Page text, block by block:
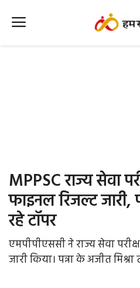
Office Office
Political Gossips
Farm & Food
MPPSC राज्य सेवा
फाइनल रिजल्ट जारी,
रहे टॉपर
एमपीपीएससी ने राज्य सेवा
जारी किया। पन्ना के अजीत मिश्रा